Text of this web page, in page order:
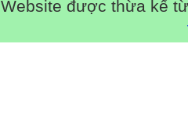
Website được thừa kế